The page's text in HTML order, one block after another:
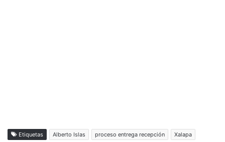
Etiquetas Alberto Islas proceso entrega recepción Xalapa